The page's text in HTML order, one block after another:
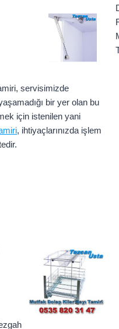
servisimizde
bir yer olan bu
için istenilen yani
, ihtiyaçlarınızda işlem